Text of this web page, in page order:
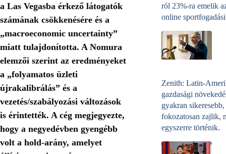
a Las Vegasba érkező látogatók
számának csökkenésére és a
„macroeconomic uncertainty”
miatt tulajdonította. A Nomura
elemzői szerint az eredményeket
a „folyamatos üzleti
újrakalibrálás” és a
vezetés/szabályozási változások
is érintették. A cég megjegyezte,
hogy a negyedévben gyengébb
volt a hold‑arány, amelyet
ról 23%-ra emelik
online
Zenith: Latin-
gazdasági
gyakran sikeresebb,
fokozatosan zajlik,
egyszerre történik.